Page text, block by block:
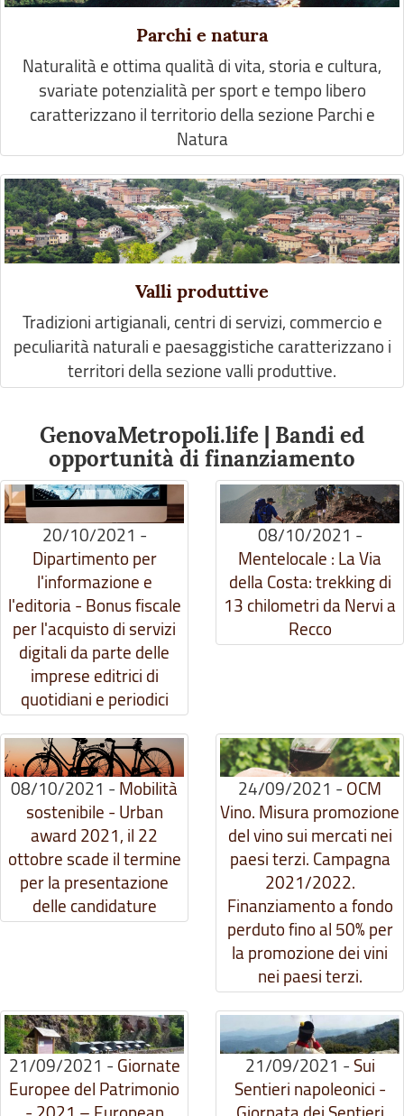
Parchi e natura
Naturalità e ottima qualità di vita, storia e cultura,
svariate potenzialità per sport e tempo libero
caratterizzano il territorio della sezione Parchi e
Natura
Valli produttive
Tradizioni artigianali, centri di servizi, commercio e
peculiarità naturali e paesaggistiche caratterizzano i
territori della sezione valli produttive.
GenovaMetropoli.life | Bandi ed
opportunità di finanziamento
20/10/2021 -
Dipartimento per
l'informazione e
l'editoria - Bonus fiscale
per l'acquisto di servizi
digitali da parte delle
imprese editrici di
quotidiani e periodici
08/10/2021 -
Mentelocale : La Via
della Costa: trekking di
13 chilometri da Nervi a
Recco
08/10/2021 - Mobilità
sostenibile - Urban
award 2021, il 22
ottobre scade il termine
per la presentazione
delle candidature
24/09/2021 - OCM
Vino. Misura promozione
del vino sui mercati nei
paesi terzi. Campagna
2021/2022.
Finanziamento a fondo
perduto fino al 50% per
la promozione dei vini
nei paesi terzi.
21/09/2021 - Giornate
Europee del Patrimonio
21/09/2021 - Sui
Sentieri napoleonici -